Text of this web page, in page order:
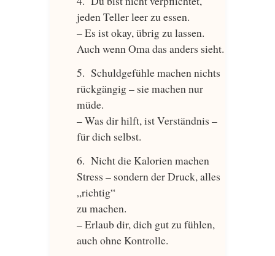
jeden Teller leer zu essen.
– Es ist okay, übrig zu lassen.
Auch wenn Oma das anders sieht.
Schuldgefühle machen nichts
rückgängig – sie machen nur
müde.
– Was dir hilft, ist Verständnis –
für dich selbst.
Nicht die Kalorien machen
Stress – sondern der Druck, alles
„richtig“
zu machen.
– Erlaub dir, dich gut zu fühlen,
auch ohne Kontrolle.